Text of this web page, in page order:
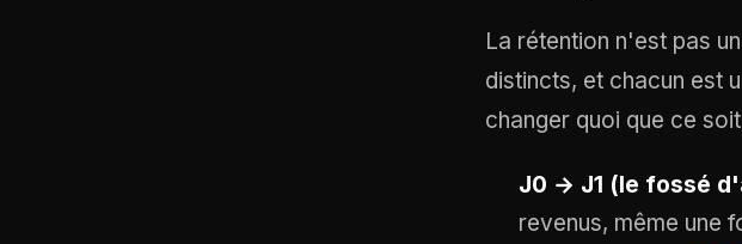
La rétention n'est pas
distincts, et chacun est
changer quoi que ce
J0 → J1 (le fossé
revenus, même une